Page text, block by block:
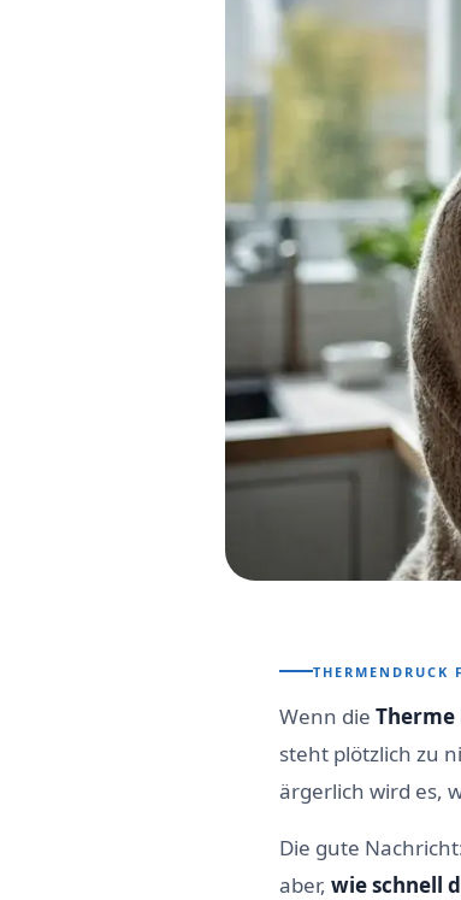
THERMENDRUCK
Wenn die
steht plötzlich zu
ärgerlich wird es,
Die gute
aber, wie schnell